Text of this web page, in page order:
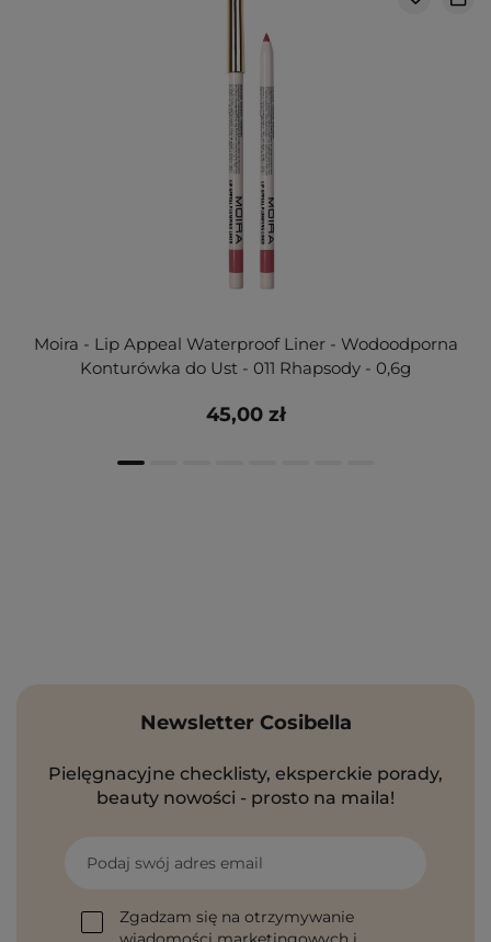
Moira - Lip Appeal Waterproof Liner - Wodoodporna
Konturówka do Ust - 011 Rhapsody - 0,6g
45,00 zł
Newsletter Cosibella
Pielęgnacyjne checklisty, eksperckie porady,
beauty nowości - prosto na maila!
Podaj swój adres email
Zgadzam się na otrzymywanie